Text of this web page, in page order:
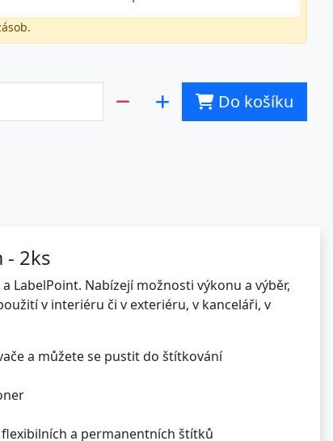
Do košíku
- 2ks
LabelPoint. Nabízejí možnosti výkonu a výběr,
v interiéru či v exteriéru, v kanceláři, v
a můžete se pustit do štítkování
a permanentních štítků